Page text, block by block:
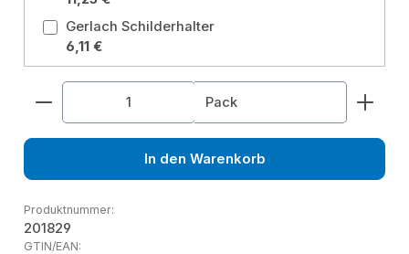
Gerlach Schilderhalter
6,11 €
Produkt Anzahl: Gib den gewünschten Wert
Pack
In den Warenkorb
Produktnummer:
201829
GTIN/EAN: